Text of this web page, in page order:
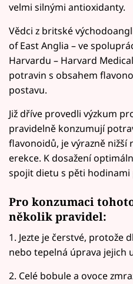
velmi silnými antioxidanty.
Vědci z britské
of East Anglia – ve
Harvardu – Harvard
potravin s obsahem
postavu.
Již dříve provedli výzkum
pravidelně konzumují
flavonoidů, je výrazně nižší
erekce. K dosažení
spojit dietu s pěti hodinami
Pro konzumaci
několik pravidel:
1. Jezte je čerstvé, protože
nebo tepelná úprava jejich
2. Celé bobule a ovoce